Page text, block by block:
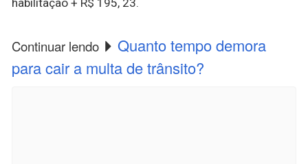
Continuar lendo
Quanto tempo demora
para cair a multa de trânsito?